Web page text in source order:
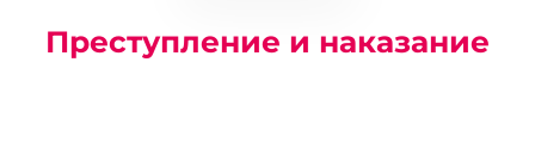
Преступление и наказание